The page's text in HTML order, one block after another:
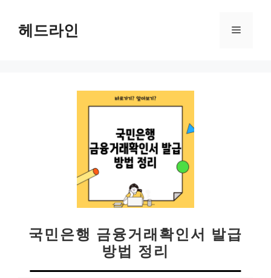
헤드라인 메
국민은행 금융거래확인서 발급
방법 정리